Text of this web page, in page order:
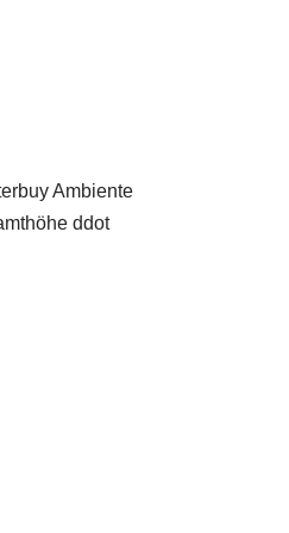
Ambiente
ddot